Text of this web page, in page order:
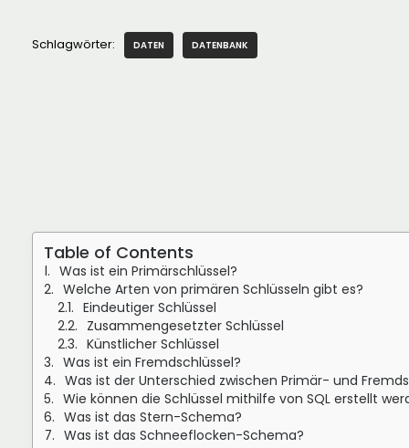
Schlagwörter: DATEN DATENBANK
Table of Contents
Was ist ein Primärschlüssel?
Welche Arten von primären Schlüsseln gibt es?
Eindeutiger Schlüssel
Zusammengesetzter Schlüssel
Künstlicher Schlüssel
Was ist ein Fremdschlüssel?
Was ist der Unterschied zwischen Primär- und
Wie können die Schlüssel mithilfe von SQL erstellt
Was ist das Stern-Schema?
Was ist das Schneeflocken-Schema?